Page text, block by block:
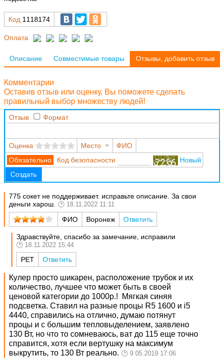
Код 1118174
Оплата
Описание Совместимые товары Отзывы, добавить отзыв
Комментарии
Оставив отзыв или оценку, Вы поможете сделать
правильный выбор множеству людей!
Отзыв Формат
Оценка Место
ФИО
Код безопасности
Новый
Создать
775 сокет не поддерживает. исправьте описание. За свои
деньги харош.
18.11.2022 11:11
ФИО Воронеж Ответить
Здравствуйте, спасибо за замечание, исправили
18.11.2022 15:44
РЕТ Ответить
Кулер просто шикарен, расположение трубок и их
количество, лучшее что может быть в своей
ценовой категории до 1000р.!
Мягкая синяя
подсветка. Ставил на разные процы R5 1600 и i5
4440, справились на отлично, думаю потянут
процы и с большим тепловыделением, заявлено
130 Вт, но что то сомневаюсь, ват до 115 еще точно
справится, хотя если вертушку на максимум
выкрутить, то 130 Вт реально.
9.05.2019 17:06